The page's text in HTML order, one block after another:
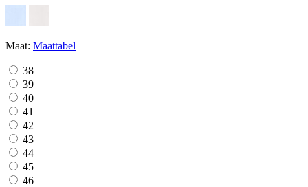
Maat: Maattabel
38
39
40
41
42
43
44
45
46